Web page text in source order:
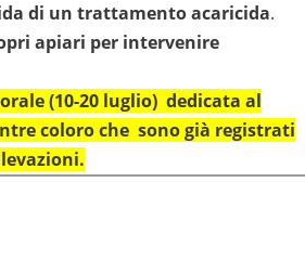
di un trattamento acaricida.
apiari per intervenire
(10-20 luglio) dedicata al
coloro che sono già registrati